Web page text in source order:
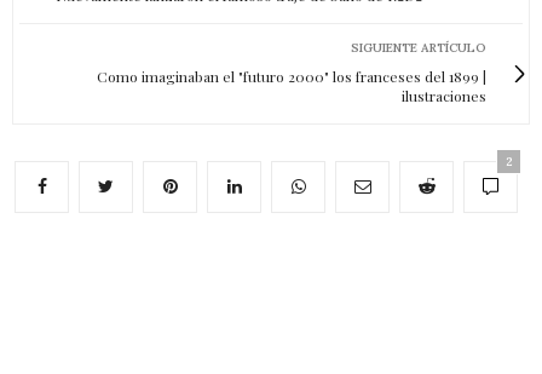
SIGUIENTE ARTÍCULO
Como imaginaban el "futuro 2000" los franceses del 1899 |
ilustraciones
2